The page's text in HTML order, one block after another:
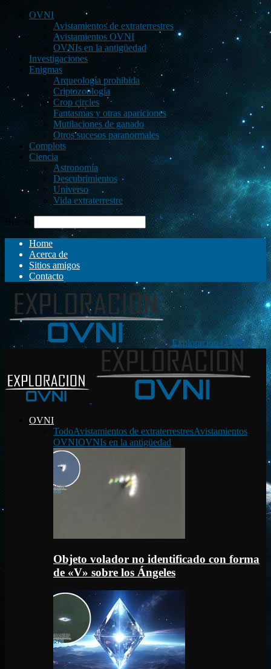
OVNI
Avistamientos de extraterrestres
Avistamientos OVNI
OVNIs en la antigüedad
Investigaciones
Enigmas
Arqueología prohibida
Criptozoología
Crop circles
Fantasmas y otras apariciones
Mutilaciones de ganado
Otros sucesos paranormales
Complots
Ciencia
Astronomía
Descubrimientos
Universo
Vida extraterrestre
Buscar
Home
Acerca de
Sitios amigos
Contacto
Exploración OVNI
OVNI
TodoAvistamientos de extraterrestresAvistamientos
OVNIOVNIs en la antigüedad
Objeto volador no identificado con forma
de «V» sobre los Ángeles